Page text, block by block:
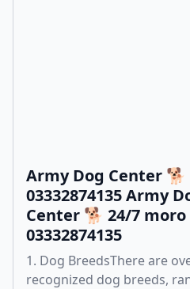
Army Dog Center 🐕
03332874135 Army
Center 🐕 24/7 moro
03332874135
1. Dog BreedsThere are
recognized dog breeds,